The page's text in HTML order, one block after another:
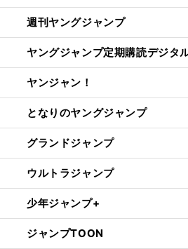
週刊ヤングジャンプ
ヤングジャンプ定期購読デジタ
ヤンジャン！
となりのヤングジャンプ
グランドジャンプ
ウルトラジャンプ
少年ジャンプ+
ジャンプTOON